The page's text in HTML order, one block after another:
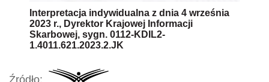
Interpretacja indywidualna z dnia 4 września
2023 r., Dyrektor Krajowej Informacji
Skarbowej, sygn. 0112-KDIL2-
1.4011.621.2023.2.JK